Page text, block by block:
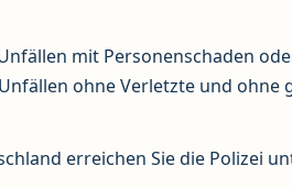
mit Personenschaden
ohne Verletzte und ohne
erreichen Sie die Polizei